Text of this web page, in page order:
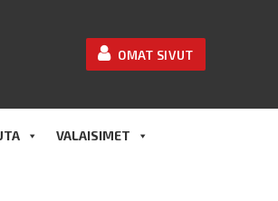
OMAT SIVUT
VALAISIMET